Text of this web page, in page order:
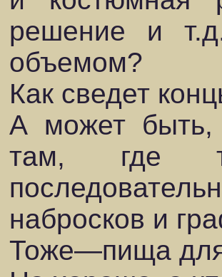
решение и
объемом?
Как сведет
А может быть,
там, где
набросков и
Тоже—пища